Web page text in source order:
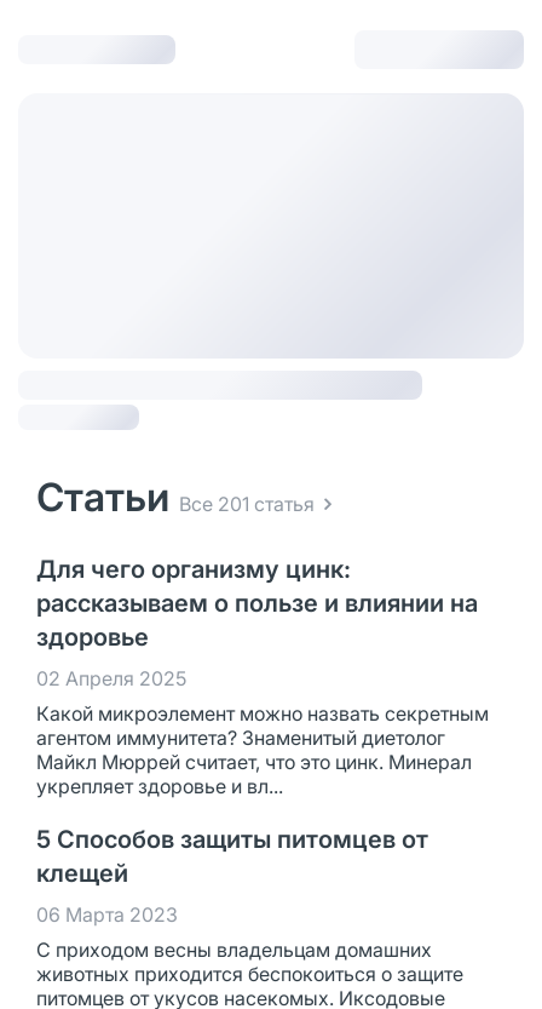
Статьи Все 201 статья
Для чего организму цинк:
рассказываем о пользе и влиянии на
здоровье
02 Апреля 2025
Какой микроэлемент можно назвать секретным
агентом иммунитета? Знаменитый диетолог
Майкл Мюррей считает, что это цинк. Минерал
укрепляет здоровье и вл...
5 Способов защиты питомцев от
клещей
06 Марта 2023
С приходом весны владельцам домашних
животных приходится беспокоиться о защите
питомцев от укусов насекомых. Иксодовые